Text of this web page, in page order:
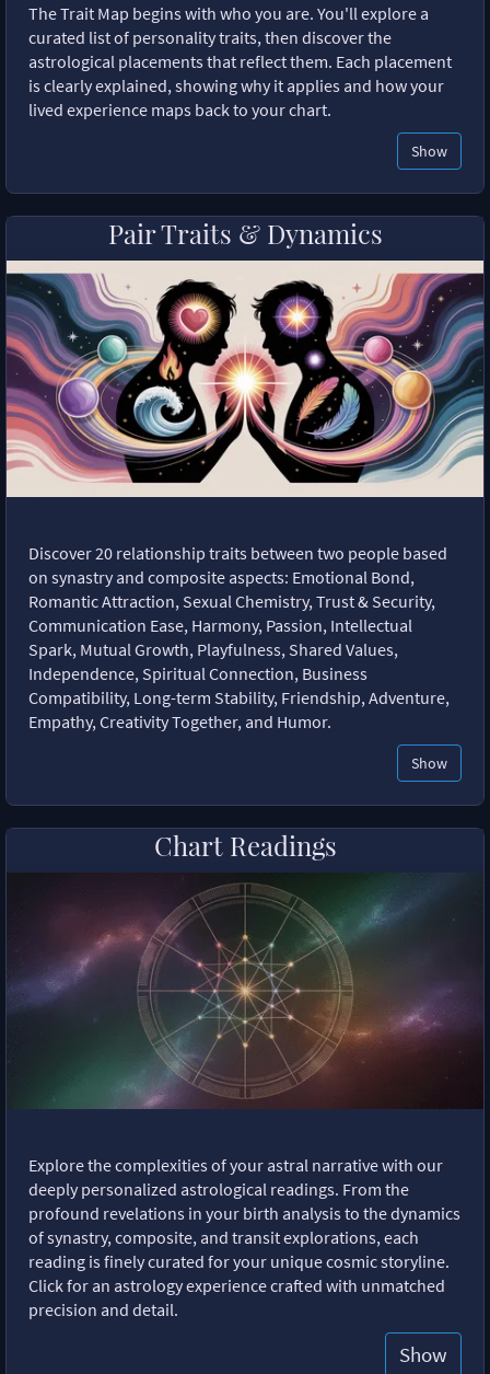
The Trait Map begins with who you are. You'll explore a
curated list of personality traits, then discover the
astrological placements that reflect them. Each placement
is clearly explained, showing why it applies and how your
lived experience maps back to your chart.
Show
Pair Traits & Dynamics
Discover 20 relationship traits between two people based
on synastry and composite aspects: Emotional Bond,
Romantic Attraction, Sexual Chemistry, Trust & Security,
Communication Ease, Harmony, Passion, Intellectual
Spark, Mutual Growth, Playfulness, Shared Values,
Independence, Spiritual Connection, Business
Compatibility, Long-term Stability, Friendship, Adventure,
Empathy, Creativity Together, and Humor.
Show
Chart Readings
Explore the complexities of your astral narrative with our
deeply personalized astrological readings. From the
profound revelations in your birth analysis to the dynamics
of synastry, composite, and transit explorations, each
reading is finely curated for your unique cosmic storyline.
Click for an astrology experience crafted with unmatched
precision and detail.
Show